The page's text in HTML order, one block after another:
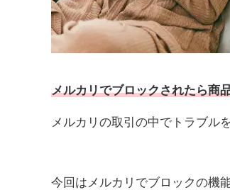
メルカリでブロックされたら商
メルカリの取引の中でトラブル
今回はメルカリでブロックの機